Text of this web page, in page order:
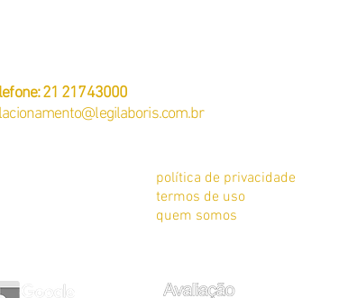
21 21743000
política de privacidade
termos de uso
quem somos